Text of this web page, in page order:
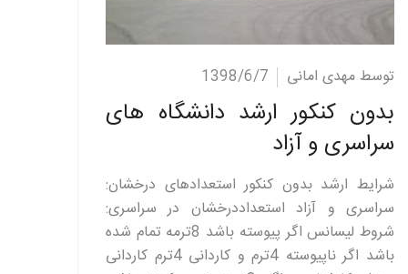
توسط مهدی امانی 1398/6/7
بدون کنکور ارشد دانشگاه های
سراسری و آزاد
شرایط ارشد بدون کنکور استعدادهای درخشان:
سراسری و آزاد استعداددرخشان در سراسری:
شروط لیسانس اگر پیوسته باشد 8ترمه تمام شده
باشد اگر ناپیوسته 4ترم و کاردانی 4ترم کاردانی